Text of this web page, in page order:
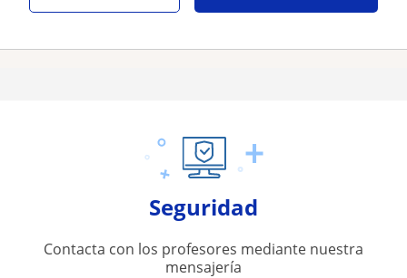
Seguridad
Contacta con los profesores mediante nuestra
mensajería